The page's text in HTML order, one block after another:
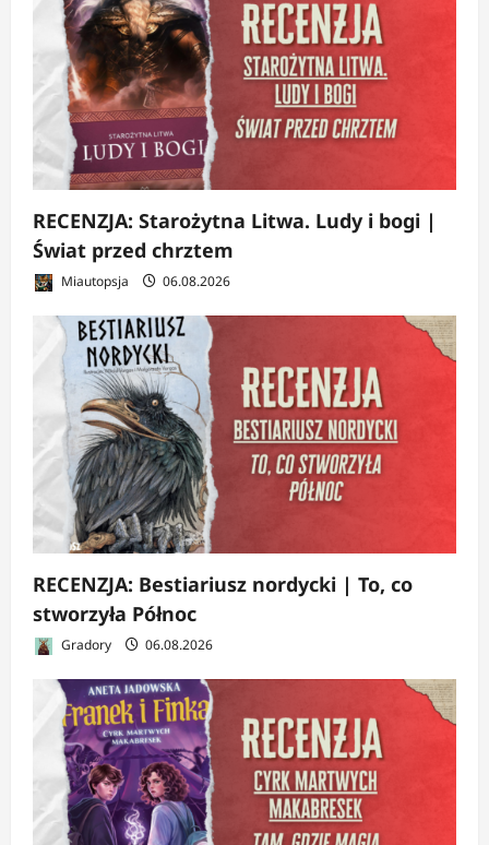
RECENZJA: Starożytna Litwa. Ludy i bogi |
Świat przed chrztem
Miautopsja 06.08.2026
RECENZJA: Bestiariusz nordycki | To, co
stworzyła Północ
Gradory 06.08.2026